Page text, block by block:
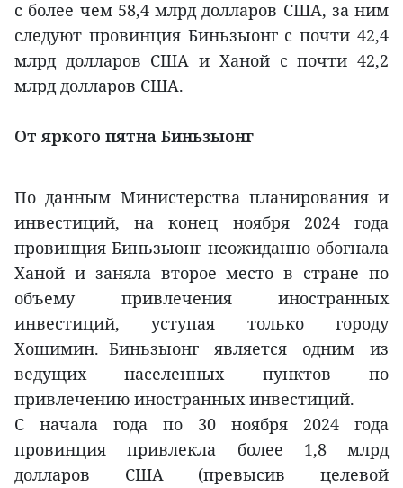
с более чем 58,4 млрд долларов США, за ним
следуют провинция Биньзыонг с почти 42,4
млрд долларов США и Ханой с почти 42,2
млрд долларов США.
От яркого пятна Биньзыонг
По данным Министерства планирования и
инвестиций, на конец ноября 2024 года
провинция Биньзыонг неожиданно обогнала
Ханой и заняла второе место в стране по
объему привлечения иностранных
инвестиций, уступая только городу
Хошимин. Биньзыонг является одним из
ведущих населенных пунктов по
привлечению иностранных инвестиций.
С начала года по 30 ноября 2024 года
провинция привлекла более 1,8 млрд
долларов США (превысив целевой